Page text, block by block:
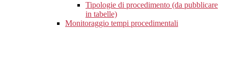
Tipologie di procedimento (da pubblicare
in tabelle)
Monitoraggio tempi procedimentali